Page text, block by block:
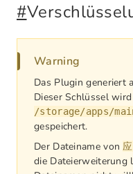
#
Warning
Das Plugin generiert
Dieser Schlüssel
/storage/apps/
gespeichert.
Der Dateiname von
die Dateierweiterung